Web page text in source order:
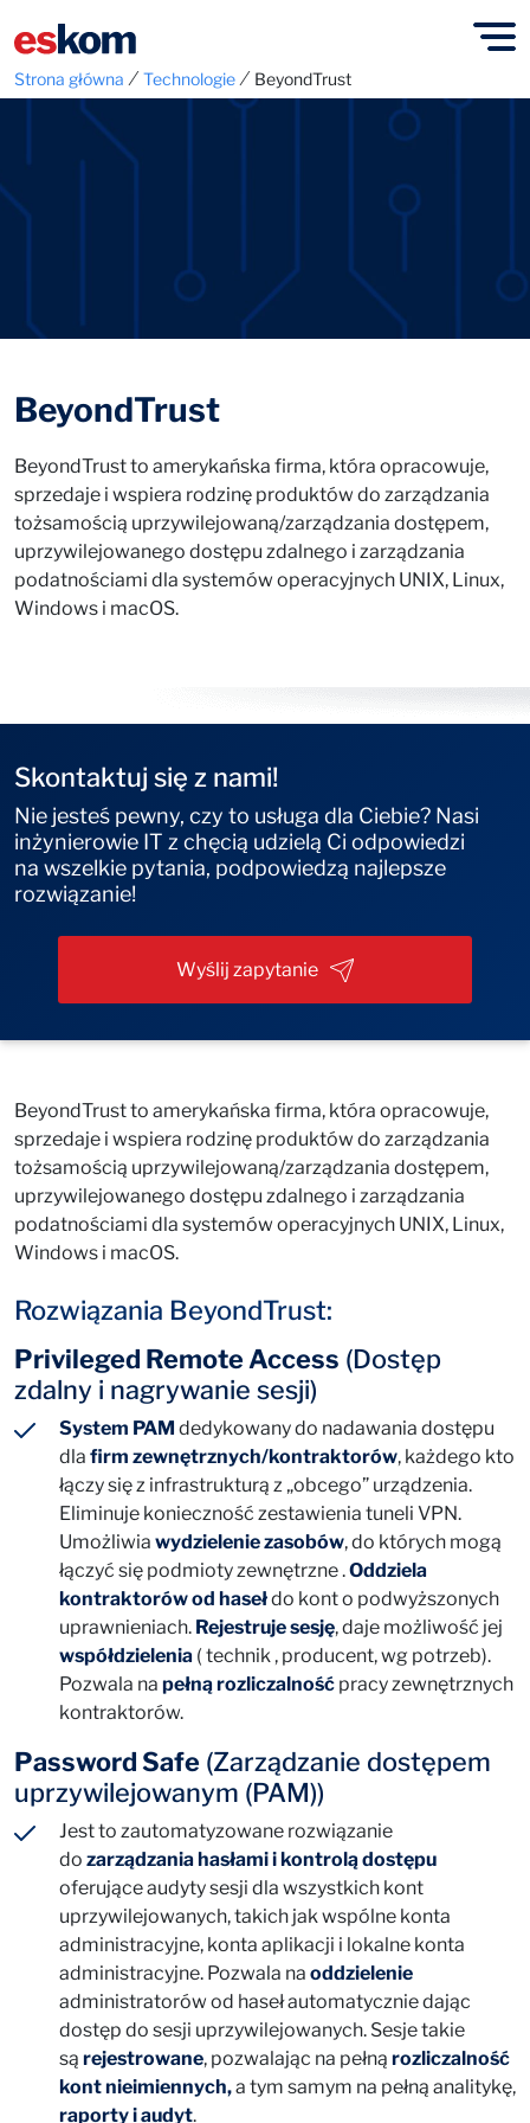
Strona główna ⁄Technologie⁄ BeyondTrust
BeyondTrust
BeyondTrust to amerykańska firma, która opracowuje,
sprzedaje i wspiera rodzinę produktów do zarządzania
tożsamością uprzywilejowaną/zarządzania dostępem,
uprzywilejowanego dostępu zdalnego i zarządzania
podatnościami dla systemów operacyjnych UNIX, Linux,
Windows i macOS.
Skontaktuj się z nami!
Nie jesteś pewny, czy to usługa dla Ciebie? Nasi
inżynierowie IT z chęcią udzielą Ci odpowiedzi
na wszelkie pytania, podpowiedzą najlepsze
rozwiązanie!
Wyślij zapytanie
BeyondTrust to amerykańska firma, która opracowuje,
sprzedaje i wspiera rodzinę produktów do zarządzania
tożsamością uprzywilejowaną/zarządzania dostępem,
uprzywilejowanego dostępu zdalnego i zarządzania
podatnościami dla systemów operacyjnych UNIX, Linux,
Windows i macOS.
Rozwiązania BeyondTrust:
Privileged Remote Access (Dostęp
zdalny i nagrywanie sesji)
System PAM dedykowany do nadawania dostępu
dla firm zewnętrznych/kontraktorów, każdego kto
łączy się z infrastrukturą z „obcego” urządzenia.
Eliminuje konieczność zestawienia tuneli VPN.
Umożliwia wydzielenie zasobów, do których mogą
łączyć się podmioty zewnętrzne .Oddziela
kontraktorów od hasełdo kont o podwyższonych
uprawnieniach. Rejestruje sesję, daje możliwość jej
współdzielenia ( technik , producent, wg potrzeb).
Pozwala na pełną rozliczalność pracy zewnętrznych
kontraktorów.
Password Safe (Zarządzanie dostępem
uprzywilejowanym (PAM))
Jest to zautomatyzowane rozwiązanie
do zarządzania hasłami i kontrolą dostępu
oferujące audyty sesji dla wszystkich kont
uprzywilejowanych, takich jak wspólne konta
administracyjne, konta aplikacji i lokalne konta
administracyjne. Pozwala na oddzielenie
administratorów od haseł automatycznie dając
dostęp do sesji uprzywilejowanych. Sesje takie
są rejestrowane, pozwalając na pełną rozliczalność
kontnieimiennych,a tym samym na pełną analitykę,
raporty i audyt.